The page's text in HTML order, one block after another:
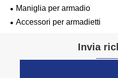
Maniglia per armadio
Accessori per armadietti
Invia